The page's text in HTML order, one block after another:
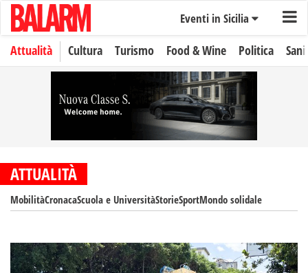
Eventi in Sicilia
Attualità Cultura Turismo Food & Wine Politica
ATTUALITÀ
MobilitàCronacaScuola e UniversitàStorieSportMondo solidale